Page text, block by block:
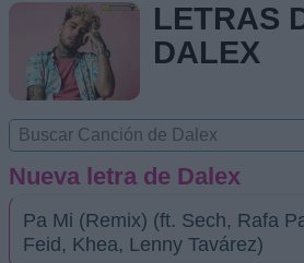
LETRAS
DALEX
Nueva letra de Dalex
Pa Mi (Remix) (ft. Sech, Rafa
Feid, Khea, Lenny Tavárez)